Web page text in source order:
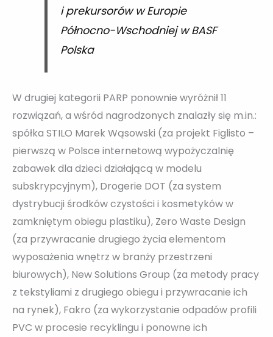
i prekursorów w Europie
Północno-Wschodniej w BASF
Polska
W drugiej kategorii PARP ponownie wyróżnił 11
rozwiązań, a wśród nagrodzonych znalazły się m.in.:
spółka STILO Marek Wąsowski (za projekt Figlisto –
pierwszą w Polsce internetową wypożyczalnię
zabawek dla dzieci działającą w modelu
subskrypcyjnym), Drogerie DOT (za system
dystrybucji środków czystości i kosmetyków w
zamkniętym obiegu plastiku), Zero Waste Design
(za przywracanie drugiego życia elementom
wyposażenia wnętrz w branży przestrzeni
biurowych), New Solutions Group (za metody pracy
z tekstyliami z drugiego obiegu i przywracanie ich
na rynek), Fakro (za wykorzystanie odpadów profili
PVC w procesie recyklingu i ponowne ich